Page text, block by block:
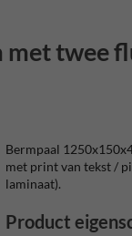
twee
Bermpaal
met print van tekst /
laminaat).
Product